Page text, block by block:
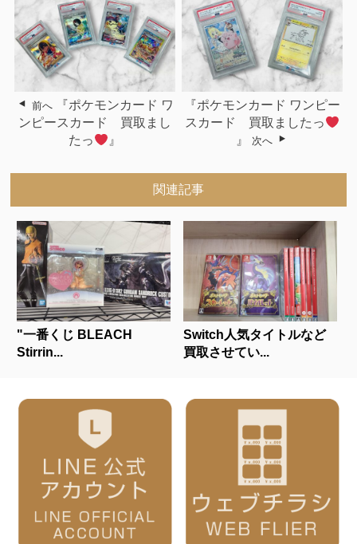
前へ
『ポケモンカード ワ
ンピースカード 買取まし
たっ
』
『ポケモンカード ワンピー
スカード 買取ましたっ
』
次へ
関連記事
"一番くじ BLEACH
Stirrin...
Switch人気タイトルなど
買取させてい...